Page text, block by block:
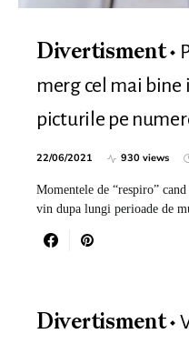
Divertisment
merg cel mai
picturile pe
22/06/2021 930 views
Momentele de “respiro”
vin dupa lungi perioade de
Divertisment